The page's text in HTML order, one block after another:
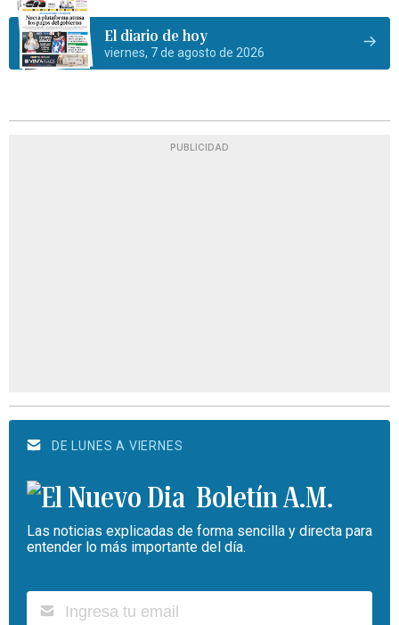
El diario de hoy
viernes, 7 de agosto de 2026
PUBLICIDAD
DE LUNES A VIERNES
Boletín A.M.
Las noticias explicadas de forma sencilla y directa para
entender lo más importante del día.